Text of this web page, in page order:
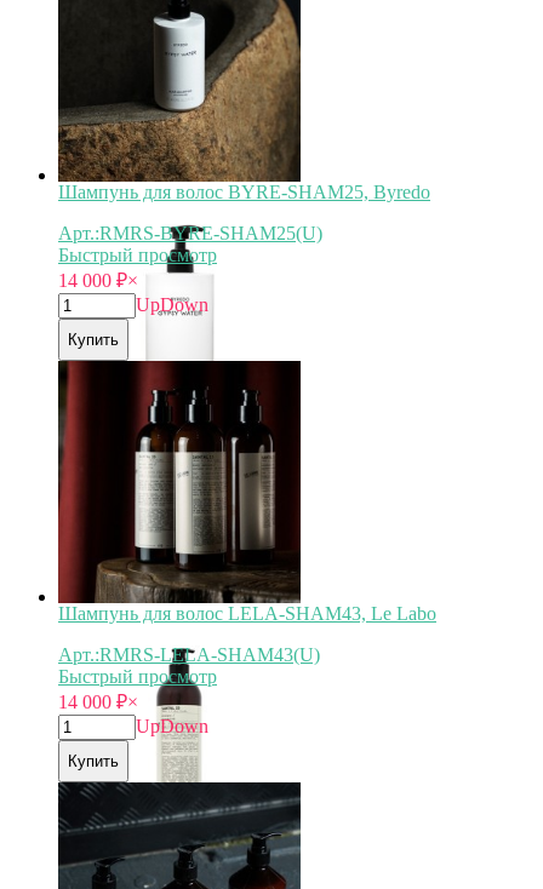
Арт. RMRS-BYRE-SHAM25
Шампунь для волос BYRE-SHAM25, Byredo
Арт.:RMRS-BYRE-SHAM25(U)
Быстрый просмотр
14 000 ₽×
UpDown
Купить
Арт. RMRS-LELA-SHAM43
Шампунь для волос LELA-SHAM43, Le Labo
Арт.:RMRS-LELA-SHAM43(U)
Быстрый просмотр
14 000 ₽×
UpDown
Купить